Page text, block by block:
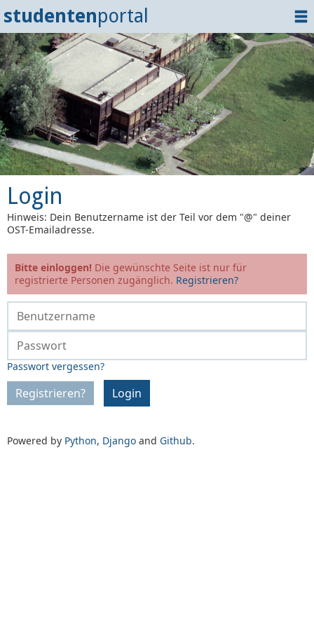
studentenportal
Home
Dokumente
Events
? Tipps
Login
Login
Hinweis: Dein Benutzername ist der Teil vor dem "@" deiner
OST-Emailadresse.
Bitte einloggen! Die gewünschte Seite ist nur für
registrierte Personen zugänglich. Registrieren?
Passwort vergessen?
Registrieren? Login
Powered by Python, Django and Github.